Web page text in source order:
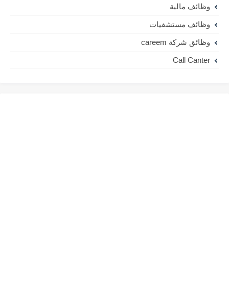
وظائف مالية
وظائف مستشفيات
وظائق شركة careem
Call Canter